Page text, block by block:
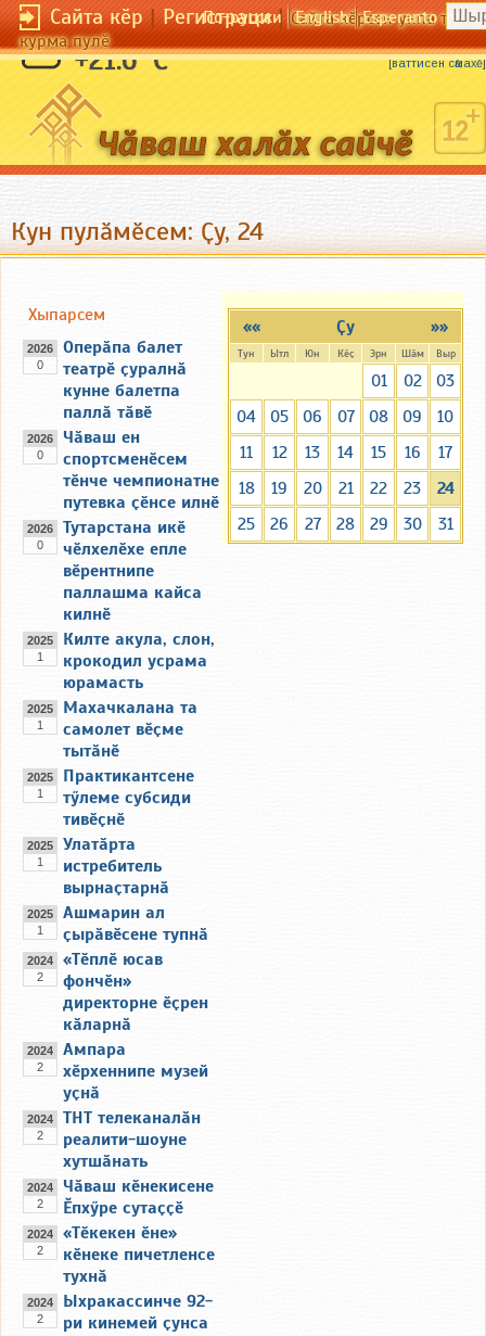
Сайта кӗр|Регистраци|Сайта кӗрсен унпа
курма пулӗ
По-русски English Esperanto
+21.6 °C Ӗмӗр сакки сарлака.
[ваттисен сӑмахӗ]
Кун пулӑмӗсем: Ҫу, 24
»»
«« Ҫу
Тун Ытл Юн Кӗҫ Эрн Шӑм Выр
01 02
03
04
05 06 07 08 09
10
11
12 13 14 15 16
17
18
19 20 21 22 23
24
25
26 27 28 29 30 31
Хыпарсем
2026
0
Оперӑпа балет
театрӗ ҫуралнӑ
кунне балетпа
паллӑ тӑвӗ
2026
0
Чӑваш ен
спортсменӗсем
тӗнче чемпионатне
путевка ҫӗнсе илнӗ
2026
0
Тутарстана икӗ
чӗлхелӗхе епле
вӗрентнипе
паллашма кайса
килнӗ
2025
1
Килте акула, слон,
крокодил усрама
юрамасть
2025
1
Махачкалана та
самолет вӗҫме
тытӑнӗ
2025
1
Практикантсене
тӳлеме субсиди
тивӗҫнӗ
2025
1
Улатӑрта
истребитель
вырнаҫтарнӑ
2025
1
Ашмарин ал
ҫырӑвӗсене тупнӑ
2024
2
«Тӗплӗ юсав
фончӗн»
директорне ӗҫрен
кӑларнӑ
2024
2
Ампара
хӗрхеннипе музей
уҫнӑ
2024
2
ТНТ телеканалӑн
реалити-шоуне
хутшӑнать
2024
2
Чӑваш кӗнекисене
Ӗпхӳре сутаҫҫӗ
2024
2
«Тӗкекен ӗне»
кӗнеке пичетленсе
тухнӑ
2024
2
Ыхракассинче 92-
ри кинемей ҫунса